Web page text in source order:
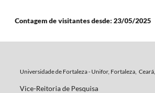
Contagem de visitantes desde: 23/05/2025
Universidade de Fortaleza - Unifor, Fortaleza,
Vice-Reitoria de Pesquisa